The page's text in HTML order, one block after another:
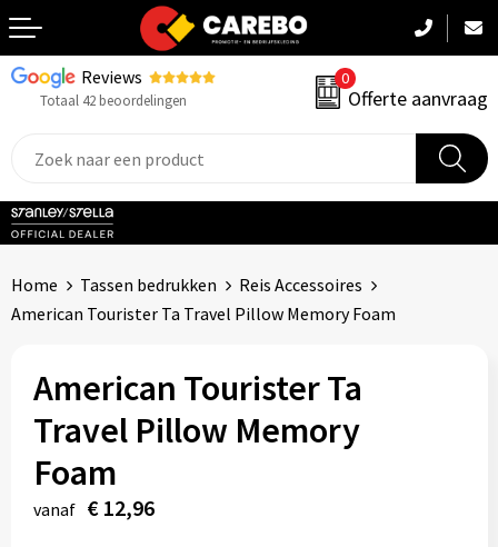
Reviews
Totaal 42 beoordelingen
0
Offerte aanvraag
Terug
Sportkleding
Kinderkleding
Tassen
Home Tassen bedrukken
Reis Accessoires
American Tourister Ta Travel Pillow Memory Foam
American Tourister Ta
Travel Pillow Memory
Foam
vanaf € 12,96